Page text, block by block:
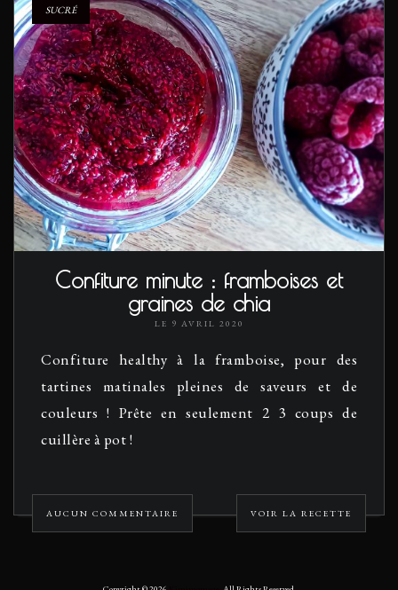
SUCRÉ
Confiture minute : framboises et
graines de chia
LE 9 AVRIL 2020
Confiture healthy à la framboise, pour des
tartines matinales pleines de saveurs et de
couleurs ! Prête en seulement 2 3 coups de
cuillère à pot !
AUCUN COMMENTAIRE VOIR LA RECETTE